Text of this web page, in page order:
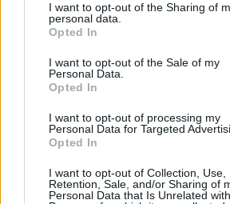
I want to opt-out of the Sharing of
personal data.
Opted In
I want to opt-out of the Sale of my
Personal Data.
Opted In
I want to opt-out of processing my
Personal Data for Targeted
Opted In
I want to opt-out of Collection, Use,
Retention, Sale, and/or Sharing of
Personal Data that Is Unrelated
Πριν 6 ημέρες
Μία μικρή αλλά αναγκαία
ομάδα του «Πολίτη»